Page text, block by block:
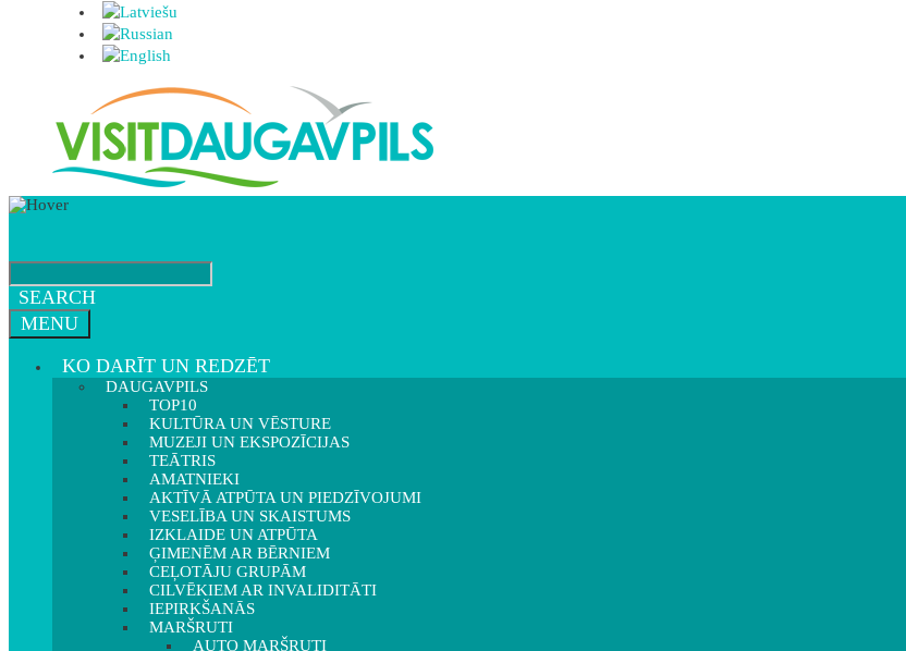
SEARCH
MENU
KO DARĪT UN REDZĒT
DAUGAVPILS
TOP10
KULTŪRA UN VĒSTURE
MUZEJI UN EKSPOZĪCIJAS
TEĀTRIS
AMATNIEKI
AKTĪVĀ ATPŪTA UN PIEDZĪVOJUMI
VESELĪBA UN SKAISTUMS
IZKLAIDE UN ATPŪTA
ĢIMENĒM AR BĒRNIEM
CEĻOTĀJU GRUPĀM
CILVĒKIEM AR INVALIDITĀTI
IEPIRKŠANĀS
MARŠRUTI
AUTO MARŠRUTI